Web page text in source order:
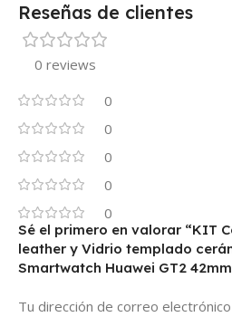
Reseñas de clientes
0 reviews
0
0
0
0
0
Sé el primero en valorar “KIT
leather y Vidrio templado
Smartwatch Huawei GT2
Tu dirección de correo